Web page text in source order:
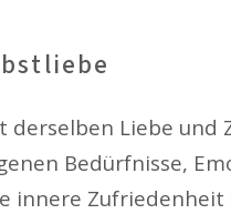
Liebe
Bedürfnisse,
innere Zufriedenheit